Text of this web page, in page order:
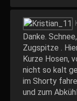
Danke.
Zugspitze .
Kurze Hosen,
nicht so kalt
im Shorty
und zum